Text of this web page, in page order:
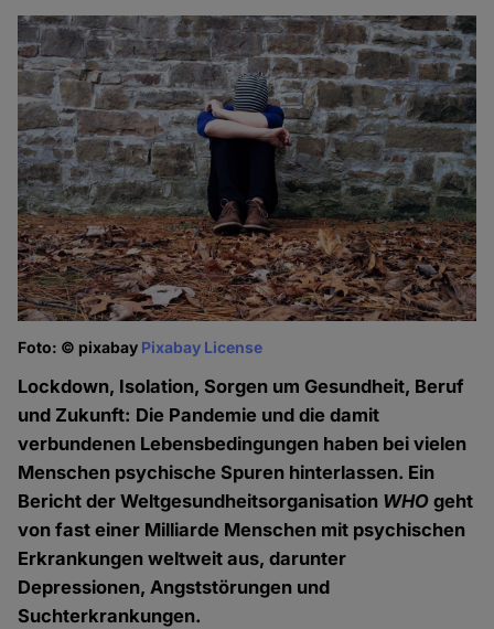
Foto: © pixabay Pixabay License
Lockdown, Isolation, Sorgen um Gesundheit, Beruf
und Zukunft: Die Pandemie und die damit
verbundenen Lebensbedingungen haben bei vielen
Menschen psychische Spuren hinterlassen. Ein
Bericht der Weltgesundheitsorganisation WHO geht
von fast einer Milliarde Menschen mit psychischen
Erkrankungen weltweit aus, darunter
Depressionen, Angststörungen und
Suchterkrankungen.